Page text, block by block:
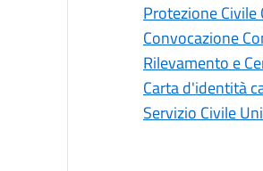
Protezione Civile
Convocazione
Rilevamento e
Carta d'identità
Servizio Civile